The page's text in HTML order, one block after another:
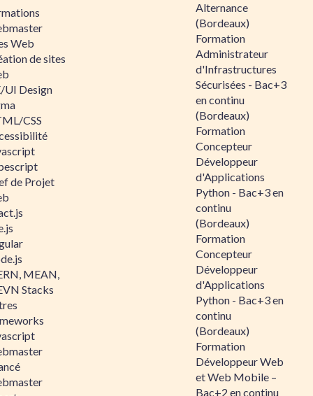
Web
de sites
UI Design
CSS
de Projet
MEAN,
Stacks
Alternance
(Bordeaux)
Formation
Administrateur
d'Infrastructures
Sécurisées - Bac+3
en continu
(Bordeaux)
Formation
Concepteur
Développeur
d'Applications
Python - Bac+3 en
continu
(Bordeaux)
Formation
Concepteur
Développeur
d'Applications
Python - Bac+3 en
continu
(Bordeaux)
Formation
Développeur Web
et Web Mobile –
Bac+2 en continu